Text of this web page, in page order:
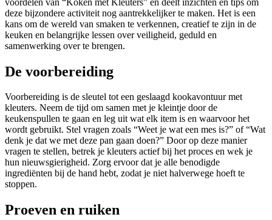
deze bijzondere activiteit nog aantrekkelijker te maken. Het is een
kans om de wereld van smaken te verkennen, creatief te zijn in de
keuken en belangrijke lessen over veiligheid, geduld en
samenwerking over te brengen.
De voorbereiding
Voorbereiding is de sleutel tot een geslaagd kookavontuur met
kleuters. Neem de tijd om samen met je kleintje door de
keukenspullen te gaan en leg uit wat elk item is en waarvoor het
wordt gebruikt. Stel vragen zoals “Weet je wat een mes is?” of “Wat
denk je dat we met deze pan gaan doen?” Door op deze manier
vragen te stellen, betrek je kleuters actief bij het proces en wek je
hun nieuwsgierigheid. Zorg ervoor dat je alle benodigde
ingrediënten bij de hand hebt, zodat je niet halverwege hoeft te
stoppen.
Proeven en ruiken